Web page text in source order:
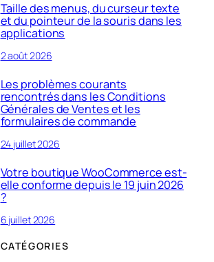
Taille des menus, du curseur texte
et du pointeur de la souris dans les
applications
2 août 2026
Les problèmes courants
rencontrés dans les Conditions
Générales de Ventes et les
formulaires de commande
24 juillet 2026
Votre boutique WooCommerce est-
elle conforme depuis le 19 juin 2026
?
6 juillet 2026
CATÉGORIES